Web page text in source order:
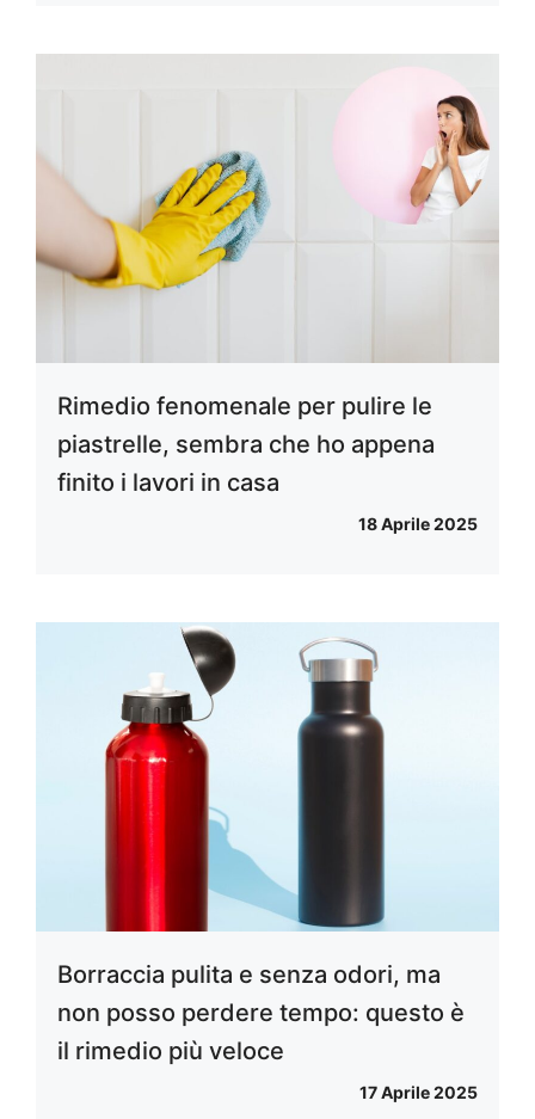
Rimedio fenomenale per pulire le
piastrelle, sembra che ho appena
finito i lavori in casa
18 Aprile 2025
Borraccia pulita e senza odori, ma
non posso perdere tempo: questo è
il rimedio più veloce
17 Aprile 2025